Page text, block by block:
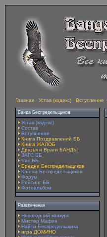
Главная · Устав (кодекс) · Вступление ·
Банда Беспредельщиков
Устав (кодекс)
Состав
Вступление
Книга Поздравлений ББ
Книга ЖАЛОБ
Друзья и Враги БАНДЫ
ЗАГС ББ
Чат ББ
Бредни Беспредельщиков
Клятва Беспредельщиков
Форум
Рейтинг ББ
Фотоальбом
Развлечения
Новогодний конкурс
Мистер Мафия
Найти Беспредельщика
игра ДОМИНО